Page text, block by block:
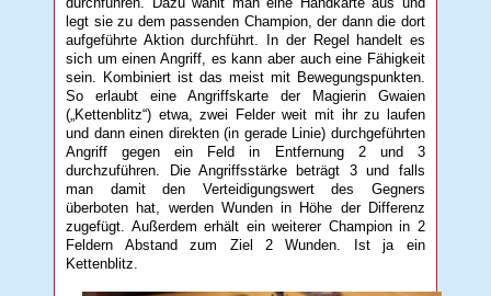
legt sie zu dem passenden Champion, der dann die dort
aufgeführte Aktion durchführt. In der Regel handelt es
sich um einen Angriff, es kann aber auch eine Fähigkeit
sein. Kombiniert ist das meist mit Bewegungspunkten.
So erlaubt eine Angriffskarte der Magierin Gwaien
(„Kettenblitz“) etwa, zwei Felder weit mit ihr zu laufen
und dann einen direkten (in gerade Linie) durchgeführten
Angriff gegen ein Feld in Entfernung 2 und 3
durchzuführen. Die Angriffsstärke beträgt 3 und falls
man damit den Verteidigungswert des Gegners
überboten hat, werden Wunden in Höhe der Differenz
zugefügt. Außerdem erhält ein weiterer Champion in 2
Feldern Abstand zum Ziel 2 Wunden. Ist ja ein
Kettenblitz.